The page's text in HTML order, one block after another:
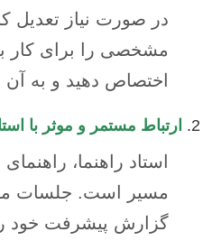
در صورت نیاز تعدیل
مشخصی را برای کار بر
اختصاص دهید و به آن
ارتباط مستمر و موثر با استاد
استاد راهنما،
مسیر است. جلسات
گزارش پیشرفت خود را